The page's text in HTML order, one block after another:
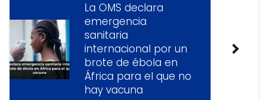
La OMS declara
emergencia
sanitaria
internacional por un
brote de ébola en
África para el que no
hay vacuna